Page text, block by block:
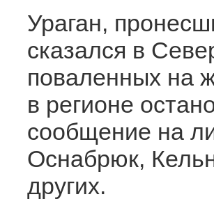
Ураган,
сказался в
поваленных на
в регионе
сообщение на
Оснабрюк,
других.